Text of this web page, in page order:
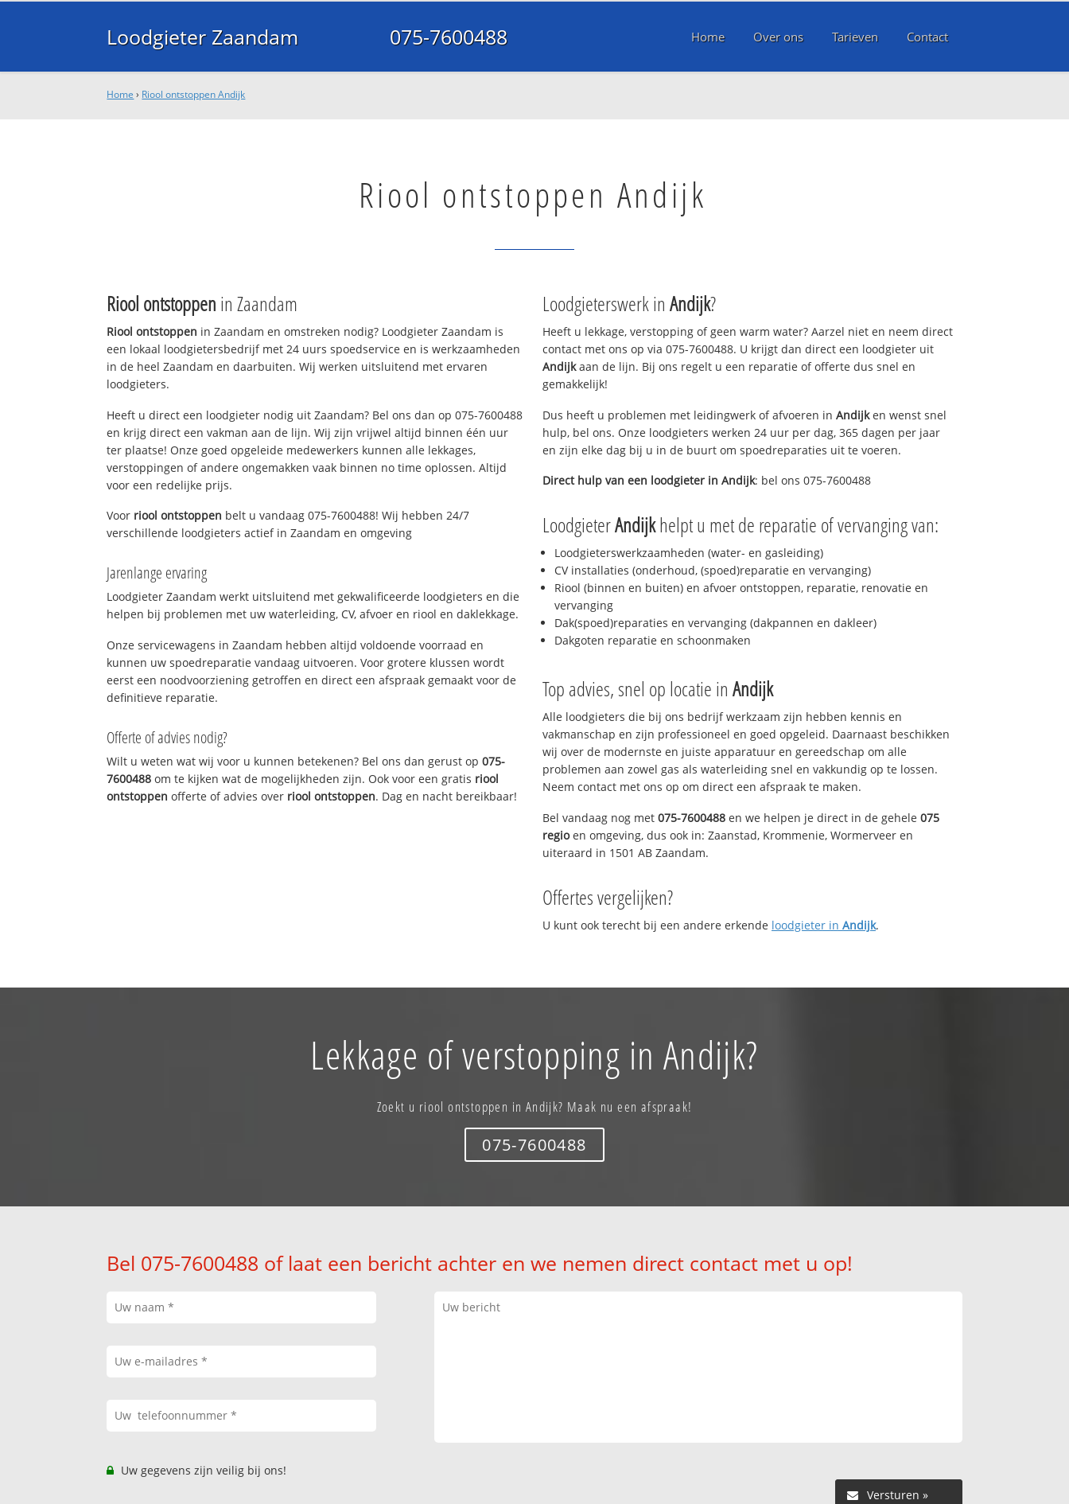
Loodgieter Zaandam 075-7600488 Home Over ons Tarieven Contact
Home › Riool ontstoppen Andijk
Riool ontstoppen Andijk
Riool ontstoppen in Zaandam
Riool ontstoppen in Zaandam en omstreken nodig? Loodgieter Zaandam is
een lokaal loodgietersbedrijf met 24 uurs spoedservice en is werkzaamheden
in de heel Zaandam en daarbuiten. Wij werken uitsluitend met ervaren
loodgieters.
Heeft u direct een loodgieter nodig uit Zaandam? Bel ons dan op 075-7600488
en krijg direct een vakman aan de lijn. Wij zijn vrijwel altijd binnen één uur
ter plaatse! Onze goed opgeleide medewerkers kunnen alle lekkages,
verstoppingen of andere ongemakken vaak binnen no time oplossen. Altijd
voor een redelijke prijs.
Voor riool ontstoppen belt u vandaag 075-7600488! Wij hebben 24/7
verschillende loodgieters actief in Zaandam en omgeving
Jarenlange ervaring
Loodgieter Zaandam werkt uitsluitend met gekwalificeerde loodgieters en die
helpen bij problemen met uw waterleiding, CV, afvoer en riool en daklekkage.
Onze servicewagens in Zaandam hebben altijd voldoende voorraad en
kunnen uw spoedreparatie vandaag uitvoeren. Voor grotere klussen wordt
eerst een noodvoorziening getroffen en direct een afspraak gemaakt voor de
definitieve reparatie.
Offerte of advies nodig?
Wilt u weten wat wij voor u kunnen betekenen? Bel ons dan gerust op075-
7600488 om te kijken wat de mogelijkheden zijn. Ook voor een gratis riool
ontstoppen offerte of advies over riool ontstoppen. Dag en nacht bereikbaar!
Loodgieterswerk in Andijk?
Heeft u lekkage, verstopping of geen warm water? Aarzel niet en neem direct
contact met ons op via 075-7600488. U krijgt dan direct een loodgieter uit
Andijkaan de lijn. Bij ons regelt u een reparatie of offerte dus snel en
gemakkelijk!
Dus heeft u problemen met leidingwerk of afvoeren in Andijken wenst snel
hulp, bel ons. Onze loodgieters werken 24 uur per dag, 365 dagen per jaar
en zijn elke dag bij u in de buurt om spoedreparaties uit te voeren.
Direct hulp van een loodgieter in Andijk: bel ons 075-7600488
LoodgieterAndijkhelpt u met de reparatie of vervanging van:
Loodgieterswerkzaamheden (water- en gasleiding)
CV installaties (onderhoud, (spoed)reparatie en vervanging)
Riool (binnen en buiten) en afvoer ontstoppen, reparatie, renovatie en
vervanging
Dak(spoed)reparaties en vervanging (dakpannen en dakleer)
Dakgoten reparatie en schoonmaken
Top advies, snel op locatie in Andijk
Alle loodgieters die bij ons bedrijf werkzaam zijn hebben kennis en
vakmanschap en zijn professioneel en goed opgeleid. Daarnaast beschikken
wij over de modernste en juiste apparatuur en gereedschap om alle
problemen aan zowel gas als waterleiding snel en vakkundig op te lossen.
Neem contact met ons op om direct een afspraak te maken.
Bel vandaag nog met 075-7600488 en we helpen je direct in de gehele 075
regioen omgeving, dus ook in: Zaanstad, Krommenie, Wormerveer en
uiteraard in 1501 AB Zaandam.
Offertes vergelijken?
U kunt ook terecht bij een andere erkende loodgieter in Andijk.
Lekkage of verstopping in Andijk?
Zoekt u riool ontstoppen in Andijk? Maak nu een afspraak!
075-7600488
Bel 075-7600488 of laat een bericht achter en we nemen direct contact met u op!
Uw gegevens zijn veilig bij ons!
Versturen »